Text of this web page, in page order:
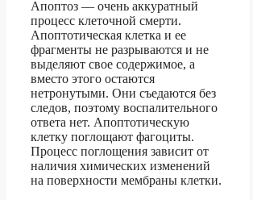
Апоптоз — очень аккуратный
процесс клеточной смерти.
Апоптотическая клетка и ее
фрагменты не разрываются и не
выделяют свое содержимое, а
вместо этого остаются
нетронутыми. Они съедаются без
следов, поэтому воспалительного
ответа нет. Апоптотическую
клетку поглощают фагоциты.
Процесс поглощения зависит от
наличия химических изменений
на поверхности мембраны клетки.